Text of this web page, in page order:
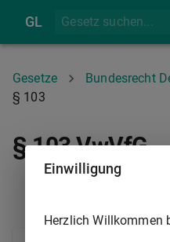
GL
Gesetze Bundesrecht
§ 103
§ 103 VwVfG
Einwilligung
Herzlich Willkommen